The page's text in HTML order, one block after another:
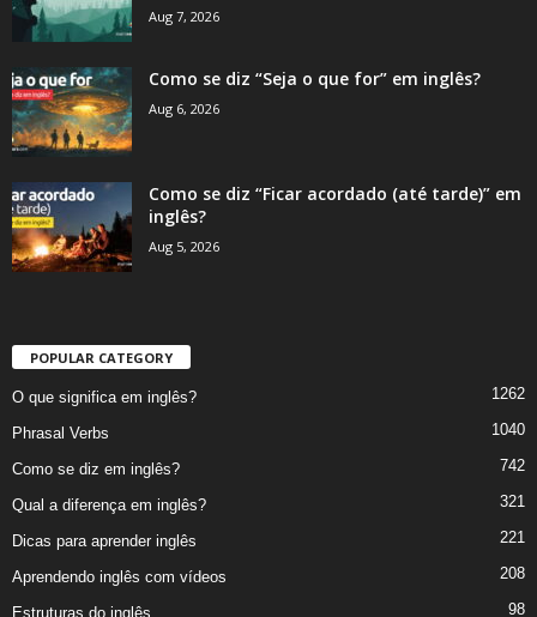
Aug 7, 2026
Como se diz “Seja o que for” em inglês?
Aug 6, 2026
Como se diz “Ficar acordado (até tarde)” em
inglês?
Aug 5, 2026
POPULAR CATEGORY
O que significa em inglês? 1262
Phrasal Verbs 1040
Como se diz em inglês? 742
Qual a diferença em inglês? 321
Dicas para aprender inglês 221
Aprendendo inglês com vídeos 208
Estruturas do inglês 98